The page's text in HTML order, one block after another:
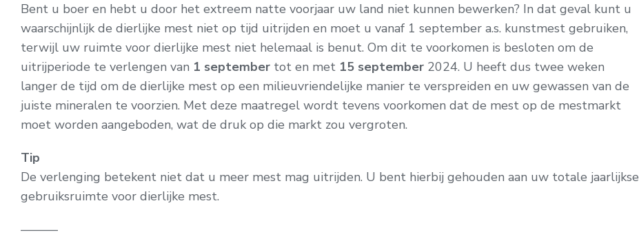
Bent u boer en hebt u door het extreem natte voorjaar uw land niet kunnen bewerken? In dat geval kunt u
waarschijnlijk de dierlijke mest niet op tijd uitrijden en moet u vanaf 1 september a.s. kunstmest gebruiken,
terwijl uw ruimte voor dierlijke mest niet helemaal is benut. Om dit te voorkomen is besloten om de
uitrijperiode te verlengen van 1 september tot en met 15 september 2024. U heeft dus twee weken
langer de tijd om de dierlijke mest op een milieuvriendelijke manier te verspreiden en uw gewassen van de
juiste mineralen te voorzien. Met deze maatregel wordt tevens voorkomen dat de mest op de mestmarkt
moet worden aangeboden, wat de druk op die markt zou vergroten.
Tip
De verlenging betekent niet dat u meer mest mag uitrijden. U bent hierbij gehouden aan uw totale jaarlijkse
gebruiksruimte voor dierlijke mest.
———